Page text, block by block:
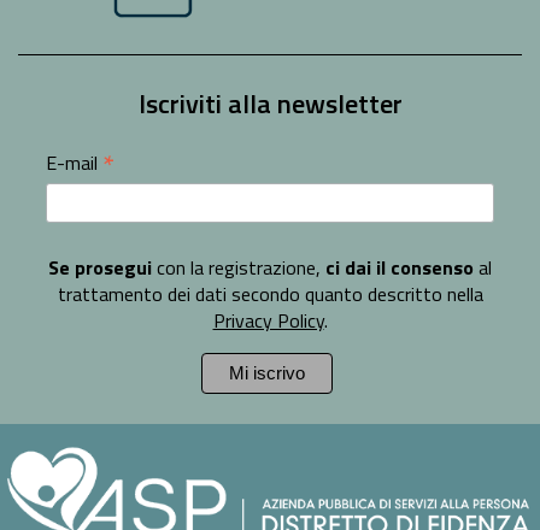
Iscriviti alla newsletter
E-mail *
Se proseguicon la registrazione, ci dai il consenso al
trattamento dei dati secondo quanto descritto nella
Privacy Policy.